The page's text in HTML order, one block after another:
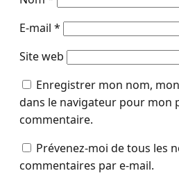
E-mail *
Site web
Enregistrer mon nom,
dans le navigateur pour mon
commentaire.
Prévenez-moi de tous les
commentaires par e-mail.